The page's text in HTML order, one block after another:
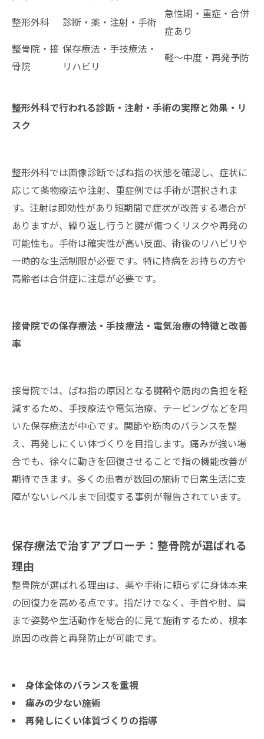
整形外科
診断・薬・注射・手術
急性期・重症・合併
症あり
整骨院・接
骨院
保存療法・手技療法・
リハビリ
軽～中度・再発予防
整形外科で行われる診断・注射・手術の実際と効果・リ
スク
整形外科では画像診断でばね指の状態を確認し、症状に
応じて薬物療法や注射、重症例では手術が選択されま
す。注射は即効性があり短期間で症状が改善する場合が
ありますが、繰り返し行うと腱が傷つくリスクや再発の
可能性も。手術は確実性が高い反面、術後のリハビリや
一時的な生活制限が必要です。特に持病をお持ちの方や
高齢者は合併症に注意が必要です。
接骨院での保存療法・手技療法・電気治療の特徴と改善
率
接骨院では、ばね指の原因となる腱鞘や筋肉の負担を軽
減するため、手技療法や電気治療、テーピングなどを用
いた保存療法が中心です。関節や筋肉のバランスを整
え、再発しにくい体づくりを目指します。痛みが強い場
合でも、徐々に動きを回復させることで指の機能改善が
期待できます。多くの患者が数回の施術で日常生活に支
障がないレベルまで回復する事例が報告されています。
保存療法で治すアプローチ：整骨院が選ばれる
理由
整骨院が選ばれる理由は、薬や手術に頼らずに身体本来
の回復力を高める点です。指だけでなく、手首や肘、肩
まで姿勢や生活動作を総合的に見て施術するため、根本
原因の改善と再発防止が可能です。
身体全体のバランスを重視
痛みの少ない施術
再発しにくい体質づくりの指導